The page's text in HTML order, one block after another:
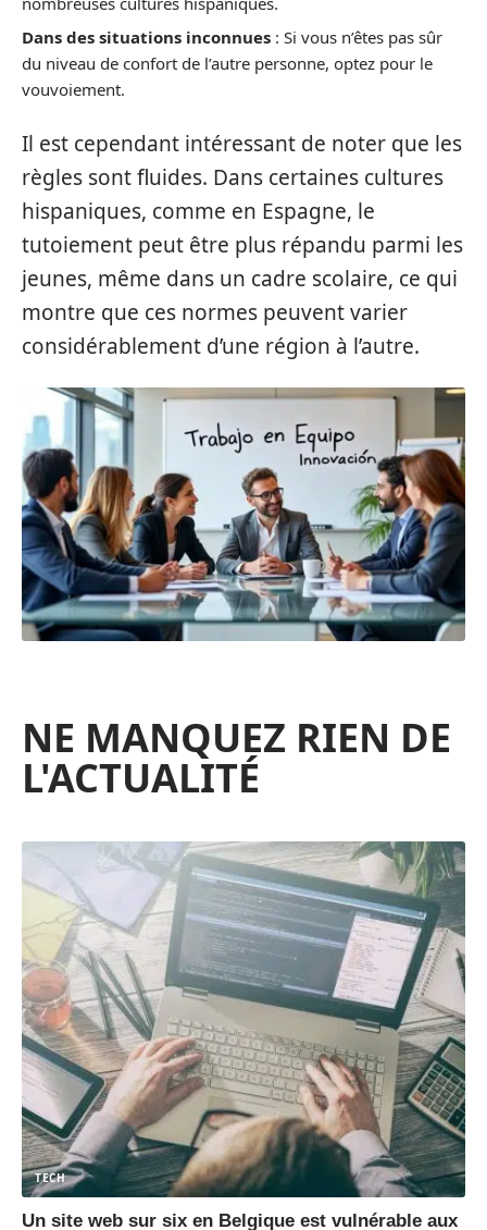
Dans des situations inconnues : Si vous n’êtes pas sûr
du niveau de confort de l’autre personne, optez pour le
vouvoiement.
Il est cependant intéressant de noter que les
règles sont fluides. Dans certaines cultures
hispaniques, comme en Espagne, le
tutoiement peut être plus répandu parmi les
jeunes, même dans un cadre scolaire, ce qui
montre que ces normes peuvent varier
considérablement d’une région à l’autre.
NE MANQUEZ RIEN DE
L'ACTUALITÉ
TECH
Un site web sur six en Belgique est vulnérable aux